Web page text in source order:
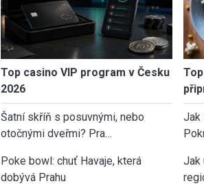
Top casino VIP program v Česku
2026
Šatní skříň s posuvnými, nebo
otočnými dveřmi? Pra…
Poke bowl: chuť Havaje, která
dobývá Prahu
Jak
Jak